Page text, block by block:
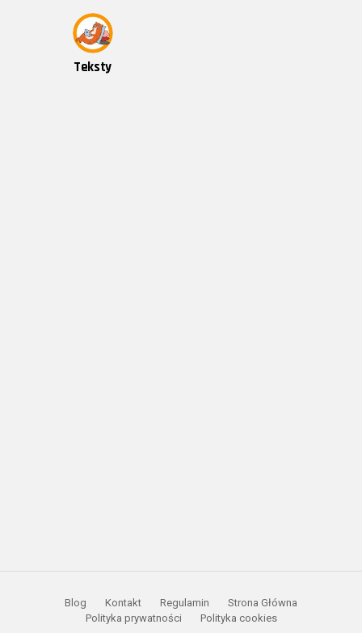
Teksty
Blog Kontakt Regulamin
Strona Główna
Polityka prywatności
Polityka cookies